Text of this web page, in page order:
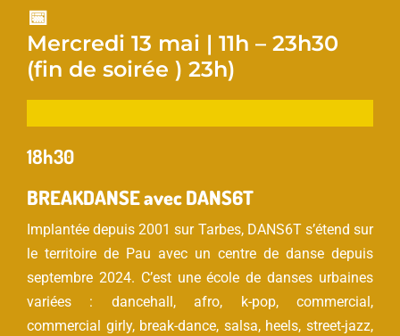
📅
Mercredi 13 mai | 11h – 23h30
(fin de soirée ) 23h)
18h30
BREAKDANSE avec DANS6T
Implantée depuis 2001 sur Tarbes, DANS6T s’étend sur
le territoire de Pau avec un centre de danse depuis
septembre 2024. C’est une école de danses urbaines
variées : dancehall, afro, k-pop, commercial,
commercial girly, break-dance, salsa, heels, street-jazz,